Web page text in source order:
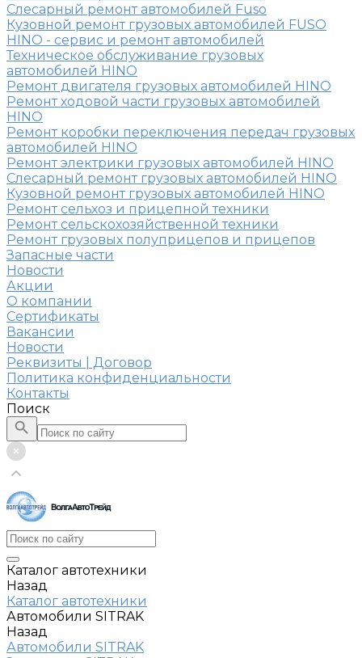
Слесарный ремонт автомобилей Fuso
Кузовной ремонт грузовых автомобилей FUSO
HINO - сервис и ремонт автомобилей
Техническое обслуживание грузовых
автомобилей HINO
Ремонт двигателя грузовых автомобилей HINO
Ремонт ходовой части грузовых автомобилей
HINO
Ремонт коробки переключения передач грузовых
автомобилей HINO
Ремонт электрики грузовых автомобилей HINO
Слесарный ремонт грузовых автомобилей HINO
Кузовной ремонт грузовых автомобилей HINO
Ремонт сельхоз и прицепной техники
Ремонт сельскохозяйственной техники
Ремонт грузовых полуприцепов и прицепов
Запасные части
Новости
Акции
О компании
Сертификаты
Вакансии
Новости
Реквизиты | Договор
Политика конфиденциальности
Контакты
Поиск
Каталог автотехники
Назад
Каталог автотехники
Автомобили SITRAK
Назад
Автомобили SITRAK